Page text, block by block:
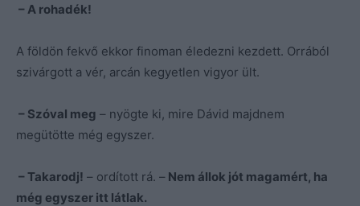
– A rohadék!
A földön fekvő ekkor finoman éledezni kezdett. Orrából
szivárgott a vér, arcán kegyetlen vigyor ült.
– Szóval meg – nyögte ki, mire Dávid majdnem
megütötte még egyszer.
– Takarodj! – ordított rá. – Nem állok jót magamért, ha
még egyszer itt látlak.